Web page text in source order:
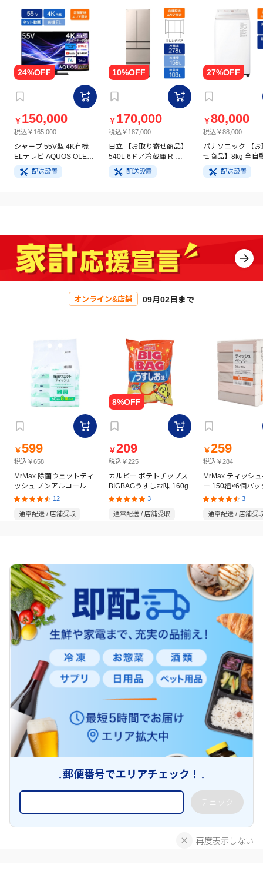
￥ 150,000
税込￥165,000
シャープ 55V型 4K有機
ELテレビ AQUOS OLED
4T-C55GQ3
配送設置
￥ 170,000
税込￥187,000
日立 【お取り寄せ商品】
540L 6ドア冷蔵庫 R-
HW54V(N) ライトゴール
ド
配送設置
￥80,000
税込￥88,000
パナソニック 【お
せ商品】8kg 全自
洗濯機 NA-
イト
配送設置
オンライン&店舗 09月02日まで
￥599
税込￥658
MrMax 除菌ウェットティ
ッシュ ノンアルコールタ
イプ 60枚×8個パック
12
通常配送 / 店舗受取
￥209
税込￥225
カルビー ポテトチップス
BIGBAGうすしお味 160g
3
通常配送 / 店舗受取
￥259
税込￥284
MrMax ティッシ
ー 150組×6個パッ
3
通常配送 / 店舗受
↓郵便番号でエリアチェック！↓
チェック
再度表示しない